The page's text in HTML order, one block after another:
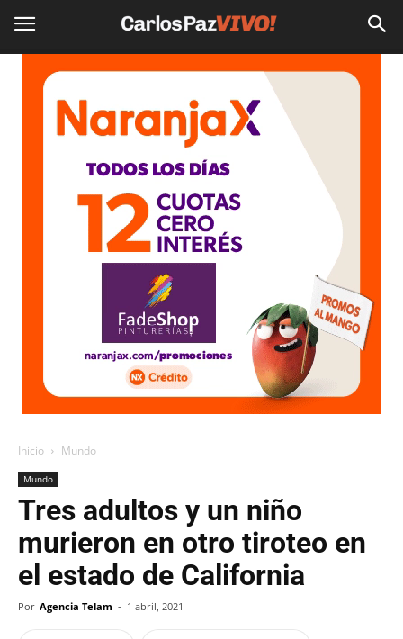
Inicio Mundo
Mundo
Tres adultos y un niño
murieron en otro tiroteo en
el estado de California
Por Agencia Telam - 1 abril, 2021